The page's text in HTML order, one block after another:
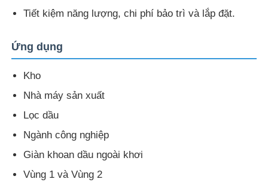
Tiết kiệm năng lượng, chi phí bảo trì và lắp đặt.
Ứng dụng
Kho
Nhà máy sản xuất
Lọc dầu
Ngành công nghiệp
Giàn khoan dầu ngoài khơi
Vùng 1 và Vùng 2